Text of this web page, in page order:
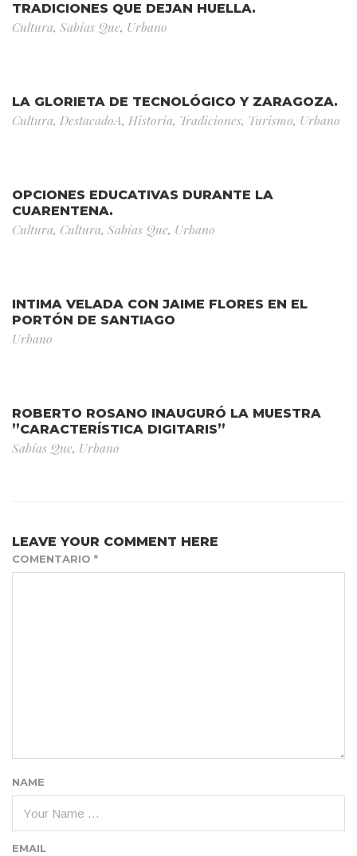
TRADICIONES QUE DEJAN HUELLA.
Cultura, Sabías Que, Urbano
LA GLORIETA DE TECNOLÓGICO Y ZARAGOZA.
Cultura, DestacadoA, Historia, Tradiciones, Turismo, Urbano
OPCIONES EDUCATIVAS DURANTE LA
CUARENTENA.
Cultura, Cultura, Sabías Que, Urbano
INTIMA VELADA CON JAIME FLORES EN EL
PORTÓN DE SANTIAGO
Urbano
ROBERTO ROSANO INAUGURÓ LA MUESTRA
”CARACTERÍSTICA DIGITARIS”
Sabías Que, Urbano
LEAVE YOUR COMMENT HERE
COMENTARIO *
NAME
EMAIL